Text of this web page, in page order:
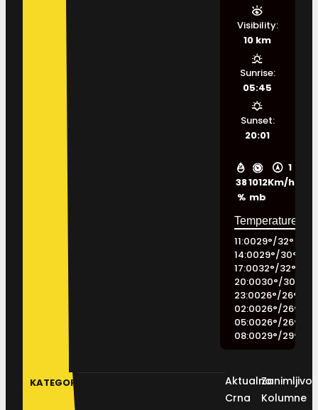
38
%
1012
mb
1
Km/h
Visibility:
10 km
Sunrise:
05:45
Sunset:
20:01
11:0029°/32°
14:0029°/30°
17:0032°/32°
20:0030°/30
23:0026°/26°
02:0026°/26°
05:0026°/26°
08:0029°/29°
KATEGORIJE
Aktualno
Crna
Kolumne